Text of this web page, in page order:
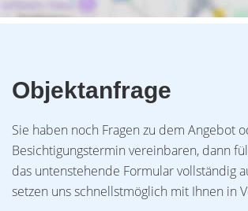
Objektanfrage
Sie haben noch Fragen zu dem Angebot
Besichtigungstermin vereinbaren, dann
das untenstehende Formular vollständig
setzen uns schnellstmöglich mit Ihnen in